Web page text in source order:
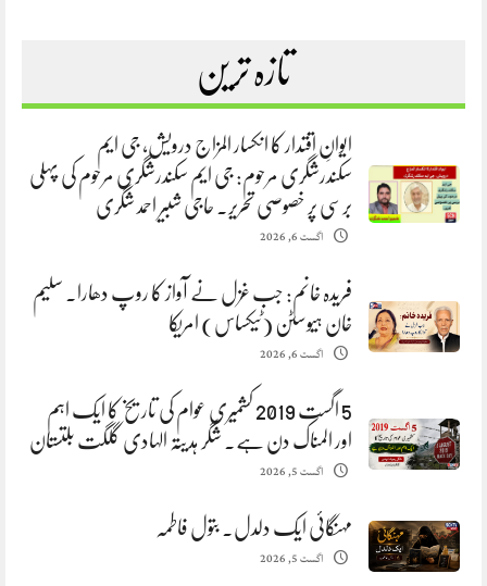
تازہ ترین
ایوانِ اقتدار کا انکسار المزاج درویش، جی ایم
سکندرشگری مرحوم: جی ایم سکندرشگری مرحوم کی پہلی
برسی پر خصوصی تحریر. حاجی شبیر احمد شگری
اگست 6, 2026
فریدہ خانم: جب غزل نے آواز کا روپ دھارا. سلیم
خان ہیوسٹن (ٹیکساس) امریکا
اگست 6, 2026
5 اگست 2019 کشمیری عوام کی تاریخ کا ایک اہم
اور المناک دن ہے. شگر ہدیتہ الہادی گلگت بلتستان
اگست 5, 2026
مہنگائی ایک دلدل. بتول فاطمہ
اگست 5, 2026